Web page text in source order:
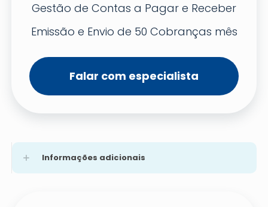
Gestão de Contas a Pagar e Receber
Emissão e Envio de 50 Cobranças mês
Falar com especialista
Informações adicionais